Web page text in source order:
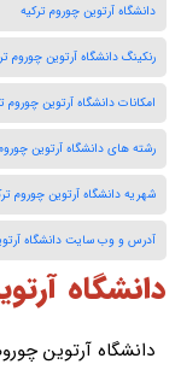
دانشگاه آرتوین چوروم ترکیه
رنکینگ دانشگاه آرتوین چوروم
امکانات دانشگاه آرتوین چوروم
رشته های دانشگاه آرتوین
شهریه دانشگاه آرتوین چوروم
آدرس و وب سایت دانشگاه
دانشگاه